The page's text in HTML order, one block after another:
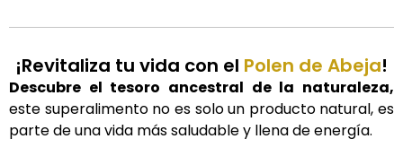
¡Revitaliza tu vida con el Polen de Abeja!
Descubre el tesoro ancestral de la naturaleza,
este superalimento no es solo un producto natural, es
parte de una vida más saludable y llena de energía.